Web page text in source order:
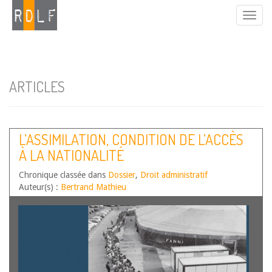
ARTICLES
L’ASSIMILATION, CONDITION DE L’ACCÈS
À LA NATIONALITÉ
Chronique classée dans Dossier, Droit administratif
Auteur(s) : Bertrand Mathieu